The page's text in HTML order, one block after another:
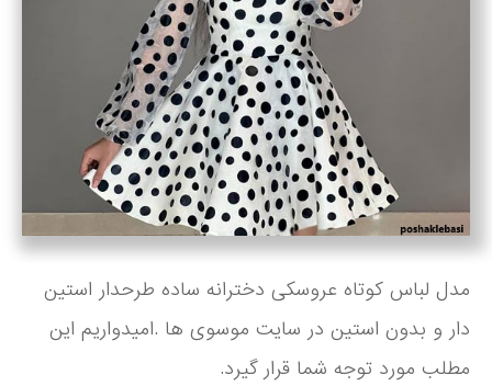
مدل لباس کوتاه عروسکی دخترانه ساده طرحدار استین
دار و بدون استین در سایت موسوی ها .امیدواریم این
مطلب مورد توجه شما قرار گیرد.